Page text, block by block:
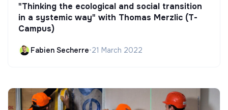
"Thinking the ecological and social transition
in a systemic way" with Thomas Merzlic (T-
Campus)
Fabien Secherre•21 March 2022